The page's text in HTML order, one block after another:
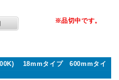
※品切中です。
18mmタイプ 600mmタイ